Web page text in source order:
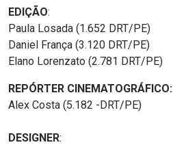
EDIÇÃO:
Paula Losada (1.652 DRT/PE)
Daniel França (3.120 DRT/PE)
Elano Lorenzato (2.781 DRT/PE)
REPÓRTER CINEMATOGRÁFICO:
Alex Costa (5.182 -DRT/PE)
DESIGNER: